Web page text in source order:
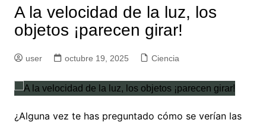
A la velocidad de la luz, los
objetos ¡parecen girar!
user octubre 19, 2025 Ciencia
¿Alguna vez te has preguntado cómo se verían las